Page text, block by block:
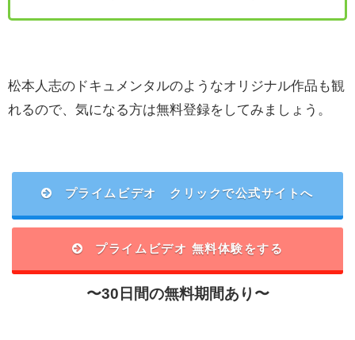
松本人志のドキュメンタルのようなオリジナル作品も観
れるので、気になる方は無料登録をしてみましょう。
プライムビデオ クリックで公式サイトへ
プライムビデオ 無料体験をする
〜30日間の無料期間あり〜